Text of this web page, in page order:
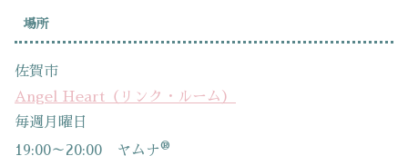
場所
佐賀市
Angel Heart（リンク・ルーム）
毎週月曜日
19:00～20:00 ヤムナ®